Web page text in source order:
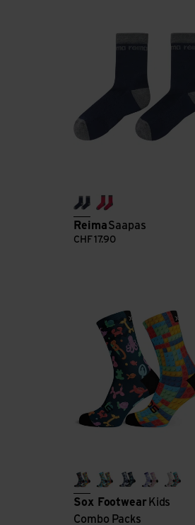
navyreima red
ReimaSaapas
CHF 17.90
ballooon animals &
emoji & blocks
galactic &
garden
dots
Sox Footwear Kids
Combo Packs